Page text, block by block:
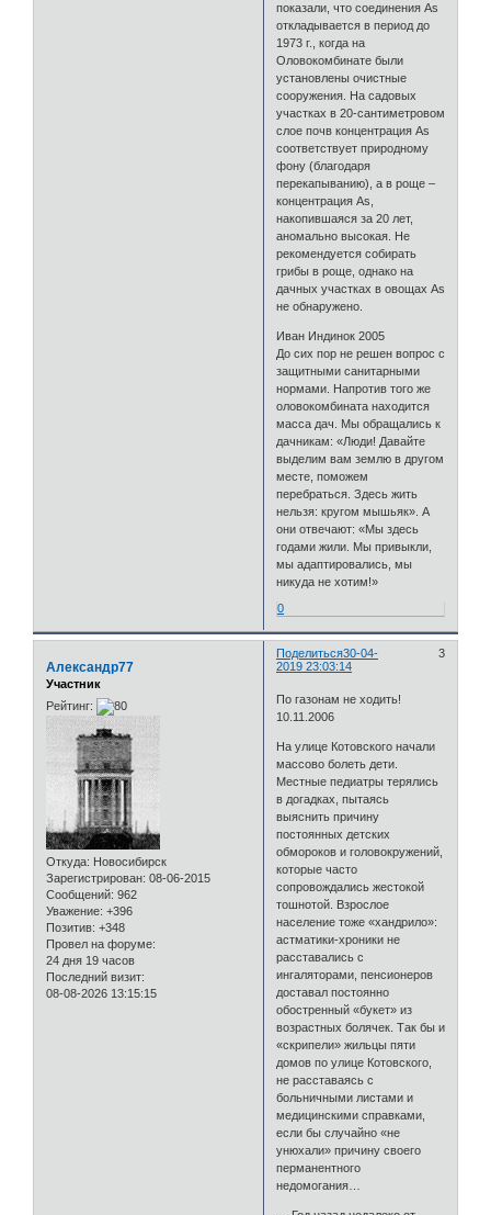
показали, что соединения As
откладывается в период до
1973 г., когда на
Оловокомбинате были
установлены очистные
сооружения. На садовых
участках в 20-сантиметровом
слое почв концентрация As
соответствует природному
фону (благодаря
перекапыванию), а в роще –
концентрация As,
накопившаяся за 20 лет,
аномально высокая. Не
рекомендуется собирать
грибы в роще, однако на
дачных участках в овощах As
не обнаружено.
Иван Индинок 2005
До сих пор не решен вопрос с
защитными санитарными
нормами. Напротив того же
оловокомбината находится
масса дач. Мы обращались к
дачникам: «Люди! Давайте
выделим вам землю в другом
месте, поможем
перебраться. Здесь жить
нельзя: кругом мышьяк». А
они отвечают: «Мы здесь
годами жили. Мы привыкли,
мы адаптировались, мы
никуда не хотим!»
0
Поделиться 3
30-04-
2019 23:03:14
Александр77
Участник
Рейтинг:
Откуда: Новосибирск
Зарегистрирован: 08-06-2015
Сообщений: 962
Уважение: +396
Позитив: +348
Провел на форуме:
24 дня 19 часов
Последний визит:
08-08-2026 13:15:15
По газонам не ходить!
10.11.2006
На улице Котовского начали
массово болеть дети.
Местные педиатры терялись
в догадках, пытаясь
выяснить причину
постоянных детских
обмороков и головокружений,
которые часто
сопровождались жестокой
тошнотой. Взрослое
население тоже «хандрило»:
астматики-хроники не
расставались с
ингаляторами, пенсионеров
доставал постоянно
обостренный «букет» из
возрастных болячек. Так бы и
«скрипели» жильцы пяти
домов по улице Котовского,
не расставаясь с
больничными листами и
медицинскими справками,
если бы случайно «не
унюхали» причину своего
перманентного
недомогания…